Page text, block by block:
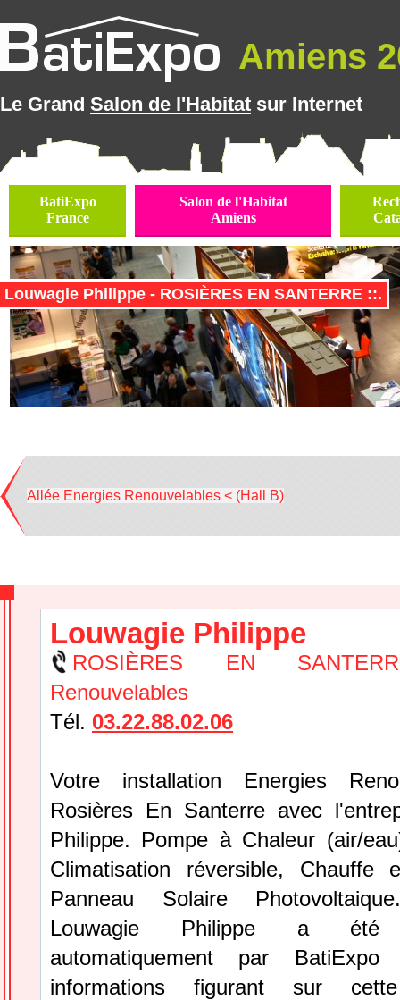
Amiens
Le Grand Salon de l'Habitat sur Internet
BatiExpo
France
Salon de l'Habitat
Amiens
Louwagie Philippe - ROSIÈRES EN SANTERRE ::.
Allée Energies Renouvelables < (Hall B)
Louwagie Philippe
ROSIÈRES EN
Renouvelables
Tél. 03.22.88.02.06
Votre installation Energies
Rosières En Santerre avec
Philippe. Pompe à Chaleur (air/
Climatisation réversible, Chauffe
Panneau Solaire
Louwagie Philippe a été
automatiquement par
informations figurant sur